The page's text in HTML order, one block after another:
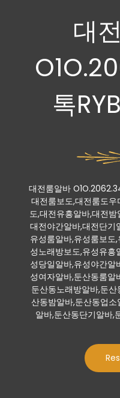
대
톡
대전룸알바
대전룸보도,대전룸도
도,대전유흥알바,대전
대전야간알바,대전단기
유성룸알바,유성룸보도
성노래방보도,유성유흥
성당일알바,유성야간알
성여자알바,둔산동룸알
둔산동노래방알바,둔
산동밤알바,둔산동업
알바,둔산동단기알바,